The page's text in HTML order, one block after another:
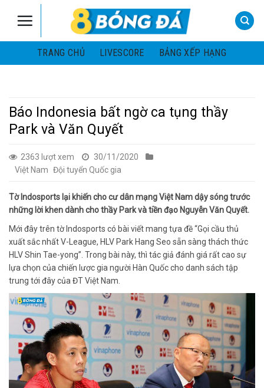
TRANG CHỦ
LIVESCORE BẢNG XẾP HẠNG
Báo Indonesia bất ngờ ca tụng thầy
Park và Văn Quyết
2363 lượt xem
30/11/2020
Việt Nam Đội tuyển Quốc gia
Tờ Indosports lại khiến cho cư dân mạng Việt Nam dậy sóng trước
những lời khen dành cho thầy Park và tiền đạo Nguyễn Văn Quyết.
Mới đây trên tờ Indosports có bài viết mang tựa đề “Gọi cầu thủ
xuất sắc nhất V-League, HLV Park Hang Seo sẵn sàng thách thức
HLV Shin Tae-yong”. Trong bài này, thì tác giả đánh giá rất cao sự
lựa chọn của chiến lược gia người Hàn Quốc cho danh sách tập
trung tới đây của ĐT Việt Nam.